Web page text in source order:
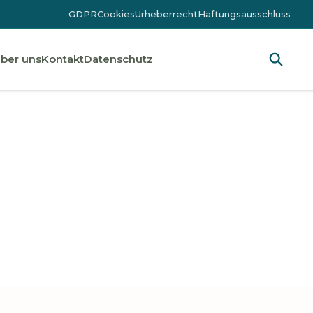
GDPRCookiesUrheberrechtHaftungsausschluss
unsKontaktDatenschutz